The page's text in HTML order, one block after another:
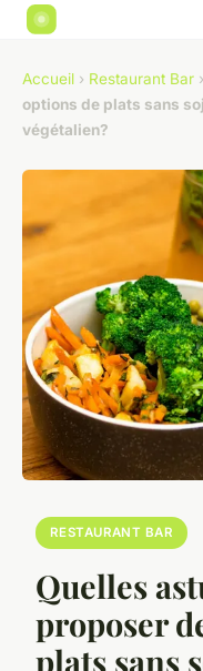
Accueil › Restaurant Bar ›
options de plats sans
végétalien?
RESTAURANT BAR
Quelles
proposer
plats sans